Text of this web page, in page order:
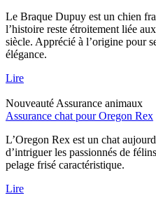
Le Braque Dupuy est un chien
l’histoire reste étroitement liée
siècle. Apprécié à l’origine pour
élégance.
Lire
NouveautéAssurance animaux
Assurance chat pour Oregon Rex
L’Oregon Rex est un chat
d’intriguer les passionnés de
pelage frisé caractéristique.
Lire